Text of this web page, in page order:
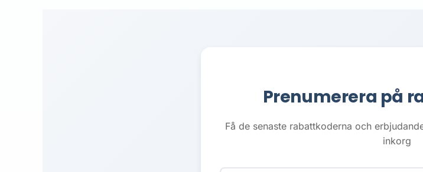
Prenumerera på
Få de senaste rabattkoderna och
inkorg